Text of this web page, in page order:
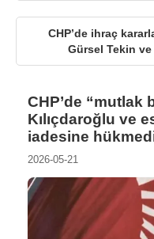
CHP’de ihraç
Gürsel Tekin
CHP’de “mutlak
Kılıçdaroğlu ve
iadesine
2026-05-21